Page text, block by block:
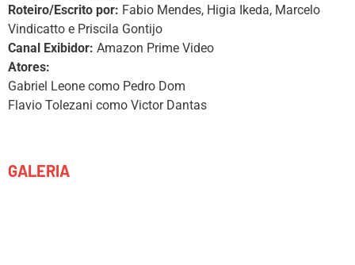
Roteiro/Escrito por: Fabio Mendes, Higia Ikeda, Marcelo
Vindicatto e Priscila Gontijo
Canal Exibidor: Amazon Prime Video
Atores:
Gabriel Leone como Pedro Dom
Flavio Tolezani como Victor Dantas
GALERIA